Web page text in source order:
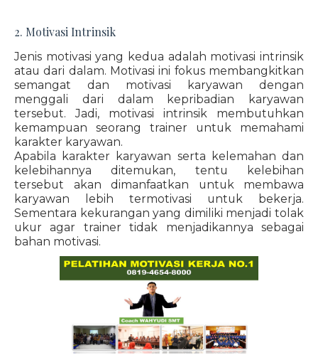
2. Motivasi Intrinsik
Jenis motivasi yang kedua adalah motivasi intrinsik
atau dari dalam. Motivasi ini fokus membangkitkan
semangat dan motivasi karyawan dengan
menggali dari dalam kepribadian karyawan
tersebut. Jadi, motivasi intrinsik membutuhkan
kemampuan seorang trainer untuk memahami
karakter karyawan.
Apabila karakter karyawan serta kelemahan dan
kelebihannya ditemukan, tentu kelebihan
tersebut akan dimanfaatkan untuk membawa
karyawan lebih termotivasi untuk bekerja.
Sementara kekurangan yang dimiliki menjadi tolak
ukur agar trainer tidak menjadikannya sebagai
bahan motivasi.